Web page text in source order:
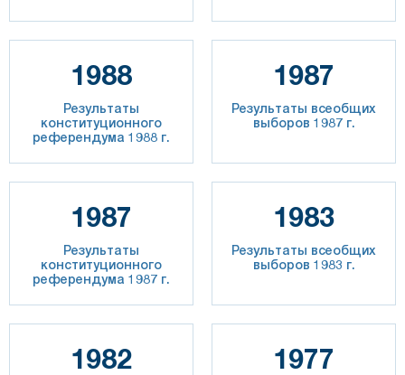
1988
Результаты
конституционного
референдума 1988 г.
1987
Результаты всеобщих
выборов 1987 г.
1987
Результаты
конституционного
референдума 1987 г.
1983
Результаты всеобщих
выборов 1983 г.
1982 1977